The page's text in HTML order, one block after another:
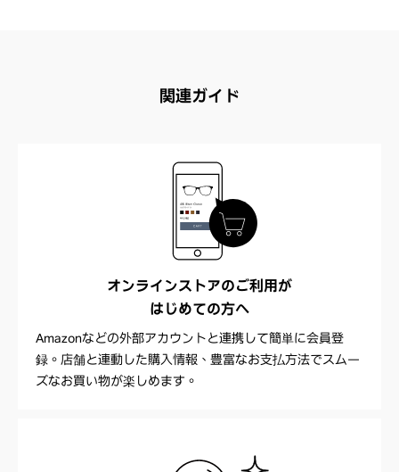
関連ガイド
オンラインストアのご利用が
はじめての方へ
Amazonなどの外部アカウントと連携して簡単に会員登
録。店舗と連動した購入情報、豊富なお支払方法でスムー
ズなお買い物が楽しめます。